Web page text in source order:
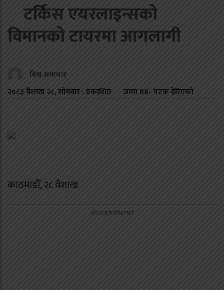
टर्किस एयरलाइन्सको
विमानको टायरमा आगलागी
विश्व समाचार
२०८३ बैशाख २८, सोमबार : प्रकाशित
जम्मा88- पटक हेरिएको
काठमाडौँ, २८ वैशाखः